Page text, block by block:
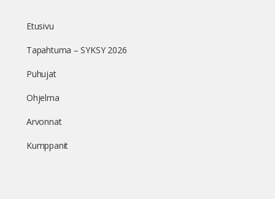
Etusivu
Tapahtuma – SYKSY 2026
Puhujat
Ohjelma
Arvonnat
Kumppanit